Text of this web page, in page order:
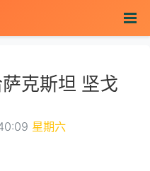
克斯坦 坚戈
星期六